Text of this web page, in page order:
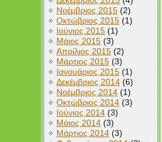
Νοέμβριος 2015 (2)
Οκτώβριος 2015 (1)
Ιούνιος 2015 (1)
Μάιος 2015 (3)
Απρίλιος 2015 (2)
Μάρτιος 2015 (3)
Ιανουάριος 2015 (1)
Δεκέμβριος 2014 (6)
Νοέμβριος 2014 (1)
Οκτώβριος 2014 (3)
Ιούνιος 2014 (3)
Μάιος 2014 (3)
Μάρτιος 2014 (3)